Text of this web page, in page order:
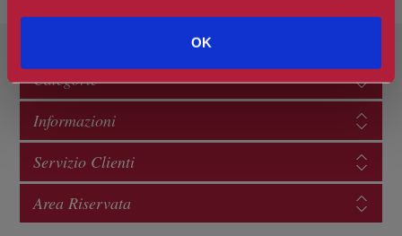
OK
Categorie
Informazioni
Servizio Clienti
Area Riservata